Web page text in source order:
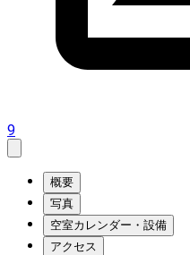
9
概要
写真
空室カレンダー・設備
アクセス